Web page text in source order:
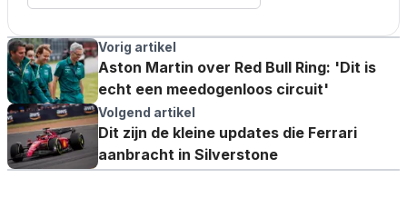
Vorig artikel
Aston Martin over Red Bull Ring: 'Dit is
echt een meedogenloos circuit'
Volgend artikel
Dit zijn de kleine updates die Ferrari
aanbracht in Silverstone